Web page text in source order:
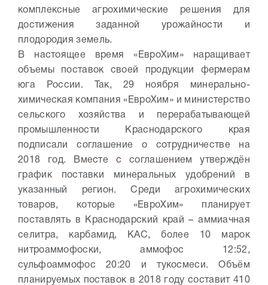
комплексные агрохимические решения для
достижения заданной урожайности и
плодородия земель.
В настоящее время «ЕвроХим» наращивает
объемы поставок своей продукции фермерам
юга России. Так, 29 ноября минерально-
химическая компания «ЕвроХим» и министерство
сельского хозяйства и перерабатывающей
промышленности Краснодарского края
подписали соглашение о сотрудничестве на
2018 год. Вместе с соглашением утверждён
график поставки минеральных удобрений в
указанный регион. Среди агрохимических
товаров, которые «ЕвроХим» планирует
поставлять в Краснодарский край – аммиачная
селитра, карбамид, КАС, более 10 марок
нитроаммофоски, аммофос 12:52,
сульфоаммофос 20:20 и тукосмеси. Объём
планируемых поставок в 2018 году составит 410